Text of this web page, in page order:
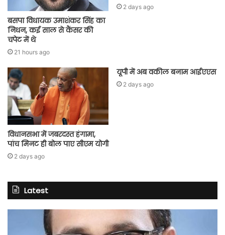
बसपा विधायक उमाशंकर सिंह का
निधन, कई साल से कैंसर की
चपेट में थे
21 hours ago
2 days ago
विधानसभा में जबरदस्त हंगामा,
पांच मिनट ही बोल पाए सीएम योगी
2 days ago
यूपी में अब वकील बनाम आईएएस
2 days ago
Latest